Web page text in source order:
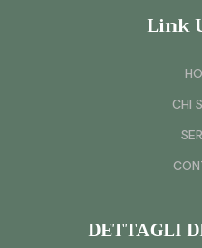
Link
CHI
DETTAGLI